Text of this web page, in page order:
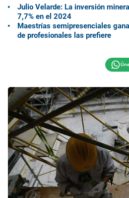
Julio Velarde: La inversión
7,7% en el 2024
Maestrías semipresenciales
de profesionales las prefiere